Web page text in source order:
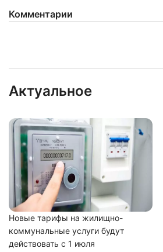
Комментарии
Актуальное
Новые тарифы на жилищно-
коммунальные услуги будут
действовать с 1 июля
Нажимая на кнопку
соглашаетесь с
политикой